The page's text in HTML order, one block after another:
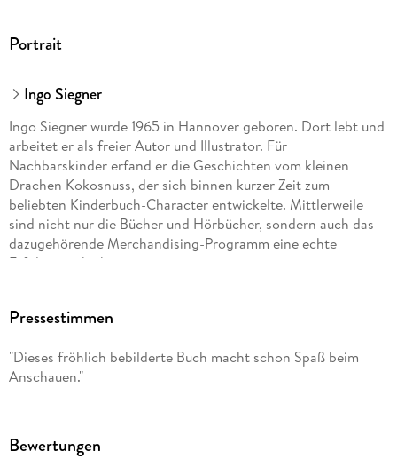
Portrait
Ingo Siegner
Ingo Siegner wurde 1965 in Hannover geboren. Dort lebt und
arbeitet er als freier Autor und Illustrator. Für
Nachbarskinder erfand er die Geschichten vom kleinen
Drachen Kokosnuss, der sich binnen kurzer Zeit zum
beliebten Kinderbuch-Character entwickelte. Mittlerweile
sind nicht nur die Bücher und Hörbücher, sondern auch das
dazugehörende Merchandising-Programm eine echte
Erfolgsgeschichte.
Pressestimmen
"Dieses fröhlich bebilderte Buch macht schon Spaß beim
Anschauen."
Bewertungen